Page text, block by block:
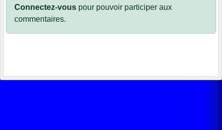
Connectez-vous pour pouvoir participer aux
commentaires.